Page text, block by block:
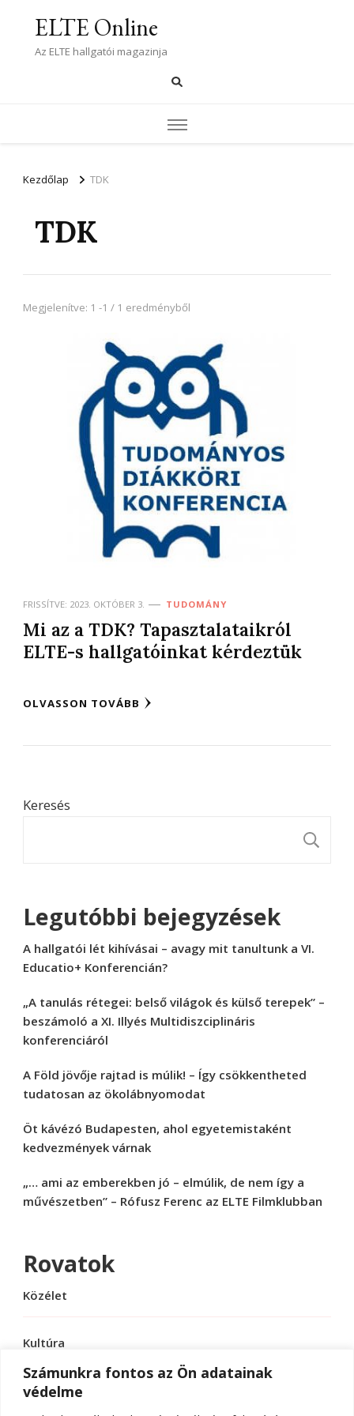
Számunkra fontos az Ön adatainak
védelme
ELTE Online
Az ELTE hallgatói magazinja
Kezdőlap TDK
TDK
Megjelenítve: 1 -1 / 1 eredményből
FRISSÍTVE: 2023. OKTÓBER 3. TUDOMÁNY
Mi az a TDK? Tapasztalataikról
ELTE-s hallgatóinkat kérdeztük
OLVASSON TOVÁBB
Keresés
Legutóbbi bejegyzések
A hallgatói lét kihívásai – avagy mit tanultunk a VI.
Educatio+ Konferencián?
„A tanulás rétegei: belső világok és külső terepek” –
beszámoló a XI. Illyés Multidiszciplináris
konferenciáról
A Föld jövője rajtad is múlik! – Így csökkentheted
tudatosan az ökolábnyomodat
Öt kávézó Budapesten, ahol egyetemistaként
kedvezmények várnak
„… ami az emberekben jó – elmúlik, de nem így a
művészetben” – Rófusz Ferenc az ELTE Filmklubban
Rovatok
Közélet
Kultúra
Sport